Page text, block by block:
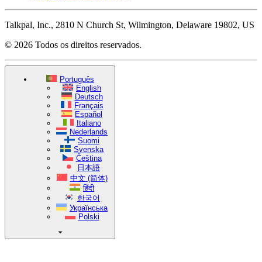
Talkpal, Inc., 2810 N Church St, Wilmington, Delaware 19802, US
© 2026 Todos os direitos reservados.
Português
English
Deutsch
Français
Español
Italiano
Nederlands
Suomi
Svenska
Čeština
日本語
中文 (简体)
हिंदी
한국어
Українська
Polski